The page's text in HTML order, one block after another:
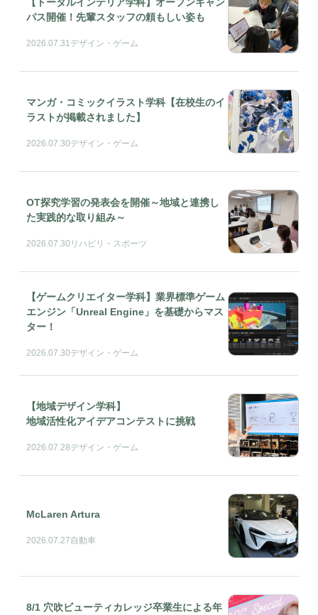
パス開催！先輩スタッフの頼もしい姿も
2026.07.31 デザイン・ゲーム
マンガ・コミックイラスト学科【在校生のイ
ラストが掲載されました】
2026.07.30デザイン・ゲーム
OT探究学習の発表会を開催～地域と連携し
た実践的な取り組み～
2026.07.30 リハビリ・スポーツ
【ゲームクリエイター学科】業界標準ゲーム
エンジン「Unreal Engine」を基礎からマス
ター！
2026.07.30デザイン・ゲーム
【地域デザイン学科】
地域活性化アイデアコンテストに挑戦
2026.07.28デザイン・ゲーム
McLaren Artura
2026.07.27自動車
8/1 穴吹ビューティカレッジ卒業生による年